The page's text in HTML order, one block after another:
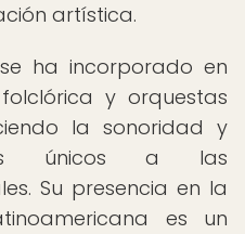
artística.
ha incorporado en
y orquestas
la sonoridad y
únicos a las
Su presencia en la
es un